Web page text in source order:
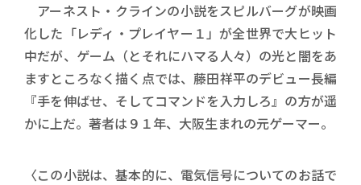
アーネスト・クラインの小説をスピルバーグが映画
化した「レディ・プレイヤー１」が全世界で大ヒット
中だが、ゲーム（とそれにハマる人々）の光と闇をあ
ますところなく描く点では、藤田祥平のデビュー長編
『手を伸ばせ、そしてコマンドを入力しろ』の方が遥
かに上だ。著者は９１年、大阪生まれの元ゲーマー。
〈この小説は、基本的に、電気信号についてのお話で